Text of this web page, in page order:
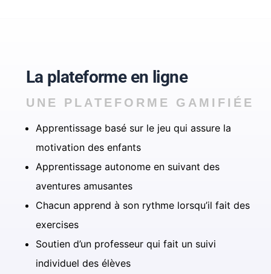
La plateforme en ligne
UNE PLATEFORME GAMIFIÉE
Apprentissage basé sur le jeu qui assure la
motivation des enfants
Apprentissage autonome en suivant des
aventures amusantes
Chacun apprend à son rythme lorsqu’il fait des
exercises
Soutien d’un professeur qui fait un suivi
individuel des élèves